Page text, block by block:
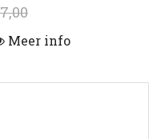
Meer info